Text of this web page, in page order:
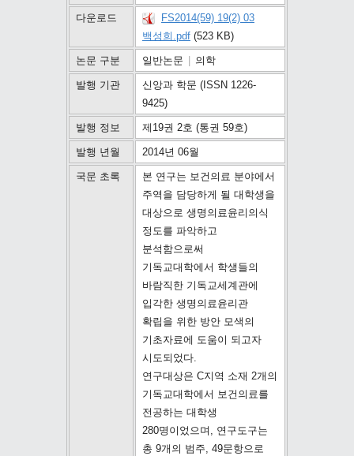
다운로드
FS2014(59) 19(2) 03
백성희.pdf (523 KB)
논문 구분 일반논문 의학
발행 기관
신앙과 학문 (ISSN 1226-
9425)
발행 정보 제19권 2호 (통권 59호)
발행 년월 2014년 06월
국문 초록
본 연구는 보건의료 분야에서
주역을 담당하게 될 대학생을
대상으로 생명의료윤리의식
정도를 파악하고
분석함으로써
기독교대학에서 학생들의
바람직한 기독교세계관에
입각한 생명의료윤리관
확립을 위한 방안 모색의
기초자료에 도움이 되고자
시도되었다.
연구대상은 C지역 소재 2개의
기독교대학에서 보건의료를
전공하는 대학생
280명이었으며, 연구도구는
총 9개의 범주, 49문항으로